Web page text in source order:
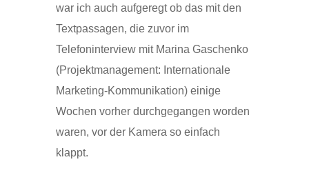
war ich auch aufgeregt ob das mit den
Textpassagen, die zuvor im
Telefoninterview mit Marina Gaschenko
(Projektmanagement: Internationale
Marketing-Kommunikation) einige
Wochen vorher durchgegangen worden
waren, vor der Kamera so einfach
klappt.